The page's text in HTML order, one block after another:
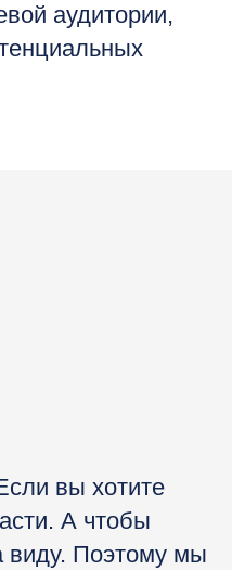
аудитории,
вы хотите
А чтобы
виду. Поэтому мы